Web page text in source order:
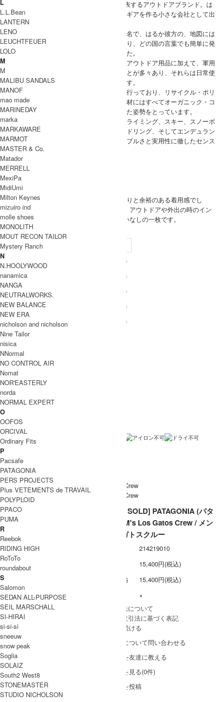
PATAGONIA (パタゴニア)は、アメリカを代表するアウトドアブランド。は
じめは自分たちや仲間たちのクライミング・ギアを作る小さな会社として出
発しました。
ブランドネームであるパタゴニアは南米の地名で、はるか彼方の、地図には
載ってないような遠隔地というイメージがあり、どの国の言葉でも簡単に発
音できる言葉であることから名づけられました。
厳しい環境下でも耐えられるように作られるアウトドア用品に加えて、軍用
品も作っているので高機能素材を使用することが多々あり、それらは日常使
いでも素晴らしいパフォーマンスを発揮します。
また、環境保全に対して意欲的な取り組みを行っており、リサイクル・ポリ
エステルを使用した商品の開発やコットン素材にはすべてオーガニック・コ
ットンの使用を徹底するなど、環境に配慮した姿勢をとっています。
現在もアルピニズムを理念の中心として、クライミング、スキー、スノーボ
ード、サーフィン、フライフィッシング、パドリング、そしてエンデュラン
ス・スポーツを楽しむ人たちのための、シンプルさと実用性に徹したセンス
フルなウェアやギアを追求し続けています。
PATAGONIA 取り扱い商品
MODEL
MEN
(VOICE) サイズLでゆったりと余裕のある着用感でし
た。一枚でとても暖かく、アウトドアや外出の時のイン
ナーとしても大活躍間違いなしの一枚です。
SIZE
サイズ 裄丈
10cm
S 10cm
M 11cm
L 89cm 12cm
XL 92cm 12cm
INFORMATION
ブランド名
商品名 M's Los Gatos Crew
型番
カラー
ポリエステル100%
生産国
洗濯表記
備考
[THANK SOLD] PATAGONIA (パタ
ゴニア) M's Los Gatos Crew / メン
ズ ロスガトスクルー
214219010
15,400円(税込)
販売価格
15,400円(税込)
×
» 採寸方法について
» 特定商取引法に基づく表記
買い物を続ける
この商品について問い合わせる
この商品を友達に教える
レビューを見る(0件)
レビューを投稿
L
L.L.Bean
LANTERN
LENO
LEUCHTFEUER
LOLO
M
M
MALIBU SANDALS
MANOF
mao made
MARINEDAY
marka
MARKAWARE
MARMOT
MASTER & Co.
Matador
MERRELL
MexiPa
MidiUmi
Milton Keynes
mizuiro ind
molle shoes
MONOLITH
MOUT RECON TAILOR
Mystery Ranch
N
N.HOOLYWOOD
nanamica
NANGA
NEUTRALWORKS.
NEW BALANCE
NEW ERA
nicholson and nicholson
Nine Tailor
nisica
NNormal
NO CONTROL AIR
Nomat
NOR'EASTERLY
norda
NORMAL EXPERT
O
OOFOS
ORCIVAL
Ordinary Fits
P
Pacsafe
PATAGONIA
PERS PROJECTS
Plus VETEMENTS de TRAVAIL
POLYPLOID
PPACO
PUMA
R
Reebok
RIDING HIGH
RoToTo
roundabout
S
Salomon
SEDAN ALL-PURPOSE
SEIL MARSCHALL
SI-HIRAI
si-si-si
sneeuw
snow peak
Soglia
SOLAIZ
South2 West8
STONEMASTER
STUDIO NICHOLSON